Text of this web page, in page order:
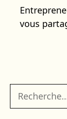
vous
Rechercher :